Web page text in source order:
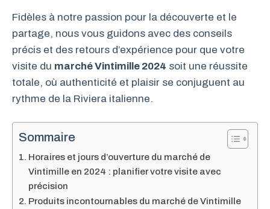
Fidèles à notre passion pour la découverte et le
partage, nous vous guidons avec des conseils
précis et des retours d’expérience pour que votre
visite du marché Vintimille 2024 soit une réussite
totale, où authenticité et plaisir se conjuguent au
rythme de la Riviera italienne.
Sommaire
Horaires et jours d’ouverture du marché de
Vintimille en 2024 : planifier votre visite avec
précision
Produits incontournables du marché de Vintimille